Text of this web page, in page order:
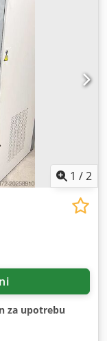
1 /2
za upotrebu